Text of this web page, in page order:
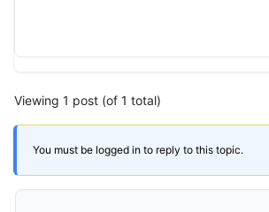
Viewing 1 post (of 1 total)
You must be logged in to reply to this topic.